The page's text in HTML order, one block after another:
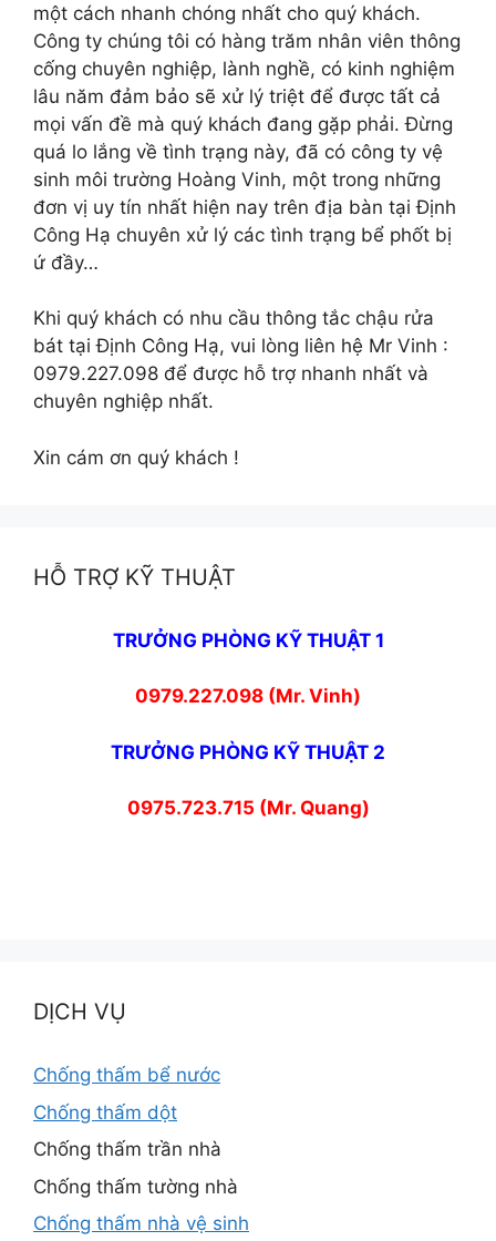
một cách nhanh chóng nhất cho quý khách.
Công ty chúng tôi có hàng trăm nhân viên thông
cống chuyên nghiệp, lành nghề, có kinh nghiệm
lâu năm đảm bảo sẽ xử lý triệt để được tất cả
mọi vấn đề mà quý khách đang gặp phải. Đừng
quá lo lắng về tình trạng này, đã có công ty vệ
sinh môi trường Hoàng Vinh, một trong những
đơn vị uy tín nhất hiện nay trên địa bàn tại Định
Công Hạ chuyên xử lý các tình trạng bể phốt bị
ứ đầy…
Khi quý khách có nhu cầu thông tắc chậu rửa
bát tại Định Công Hạ, vui lòng liên hệ Mr Vinh :
0979.227.098 để được hỗ trợ nhanh nhất và
chuyên nghiệp nhất.
Xin cám ơn quý khách !
HỖ TRỢ KỸ THUẬT
TRƯỞNG PHÒNG KỸ THUẬT 1
0979.227.098 (Mr. Vinh)
TRƯỞNG PHÒNG KỸ THUẬT 2
0975.723.715 (Mr. Quang)
DỊCH VỤ
Chống thấm bể nước
Chống thấm dột
Chống thấm trần nhà
Chống thấm tường nhà
Chống thấm nhà vệ sinh